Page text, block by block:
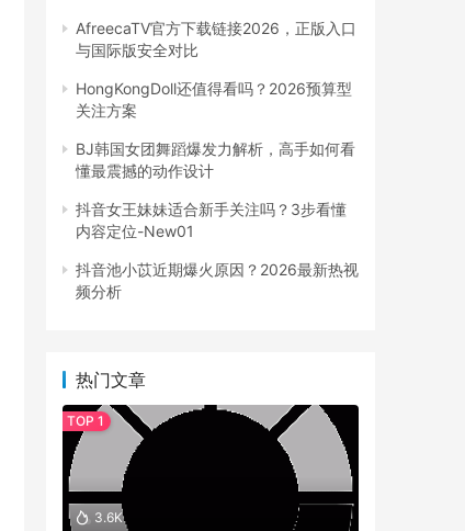
AfreecaTV官方下载链接2026，正版入口
与国际版安全对比
HongKongDoll还值得看吗？2026预算型
关注方案
BJ韩国女团舞蹈爆发力解析，高手如何看
懂最震撼的动作设计
抖音女王妹妹适合新手关注吗？3步看懂
内容定位-New01
抖音池小苡近期爆火原因？2026最新热视
频分析
热门文章
3.6K